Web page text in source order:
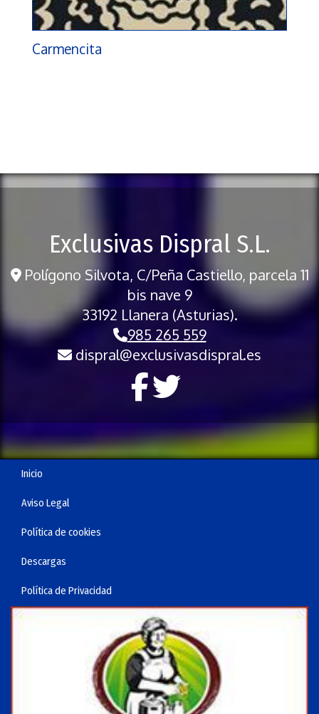
Carmencita
Exclusivas Dispral S.L.
Polígono Silvota, C/Peña Castiello, parcela 11
bis nave 9
33192 Llanera (Asturias).
985 265 559
dispral
exclusivasdispral.es
Inicio
Aviso Legal
Política de cookies
Descargas
Política de Privacidad